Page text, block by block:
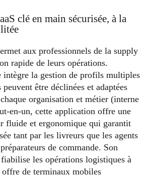
clé en main sécurisée, à la
aux professionnels de la supply
rapide de leurs opérations.
intègre la gestion de profils multiples
être déclinées et adaptées
organisation et métier (interne
en-un, cette application offre une
fluide et ergonomique qui garantit
tant par les livreurs que les agents
de commande. Son
les opérations logistiques à
offre de terminaux mobiles